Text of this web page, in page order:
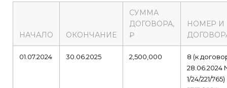
НАЧАЛО ОКОНЧАНИЕ
СУММА
ДОГОВОРА,
₽
НОМЕР И
01.07.2024 30.06.2025 2,500,000
8 (к
28.06.2024
1/24/221/765)